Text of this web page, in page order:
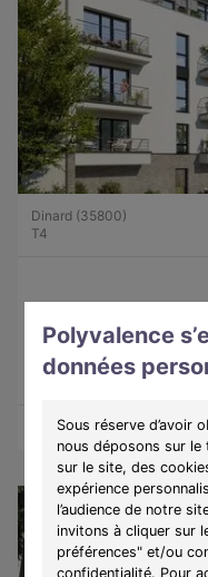
Polyvalence
données
Sous réserve d’avoir
nous déposons sur le
sur le site, des
expérience
l’audience de notre
invitons à cliquer sur
préférences" et/ou
confidentialité. Pour
Dinard (35800)
T4
Découvrez une résidence
confort et douceur de vivre
Découvrir les biens